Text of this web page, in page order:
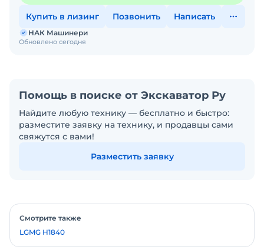
Купить в лизинг Позвонить Написать
Обновлено сегодня
НАК Машинери
Помощь в поиске от Экскаватор Ру
Найдите любую технику — бесплатно и быстро:
разместите заявку на технику, и продавцы сами
свяжутся с вами!
Разместить заявку
Смотрите также
LGMG H1840